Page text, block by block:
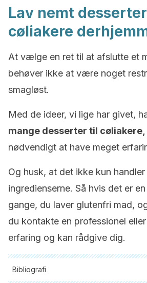
Lav nemt
cøliakere
At vælge en ret til at afslutte et
behøver ikke at være noget
smagløst.
Med de ideer, vi lige har givet,
mange desserter til cøliakere,
nødvendigt at have meget
Og husk, at det ikke kun handler
ingredienserne. Så hvis det er
gange, du laver glutenfri mad,
du kontakte en professionel
erfaring og kan rådgive dig.
Bibliografi